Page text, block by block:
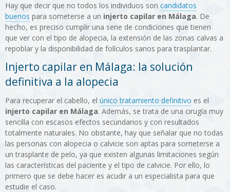
Hay que decir que no todos los individuos son candidatos
buenos para someterse a un injerto capilar en Málaga. De
hecho, es preciso cumplir una serie de condiciones que tienen
que ver con el tipo de alopecia, la extensión de las zonas calvas a
repoblar y la disponibilidad de folículos sanos para trasplantar.
Injerto capilar en Málaga: la solución
definitiva a la alopecia
Para recuperar el cabello, el único tratamiento definitivo es el
injerto capilar en Málaga. Además, se trata de una cirugía muy
sencilla con escasos efectos secundarios y con resultados
totalmente naturales. No obstante, hay que señalar que no todas
las personas con alopecia o calvicie son aptas para someterse a
un trasplante de pelo, ya que existen algunas limitaciones según
las características del paciente y el tipo de calvicie. Por ello, lo
primero que se debe hacer es acudir a un especialista para que
estudie el caso.